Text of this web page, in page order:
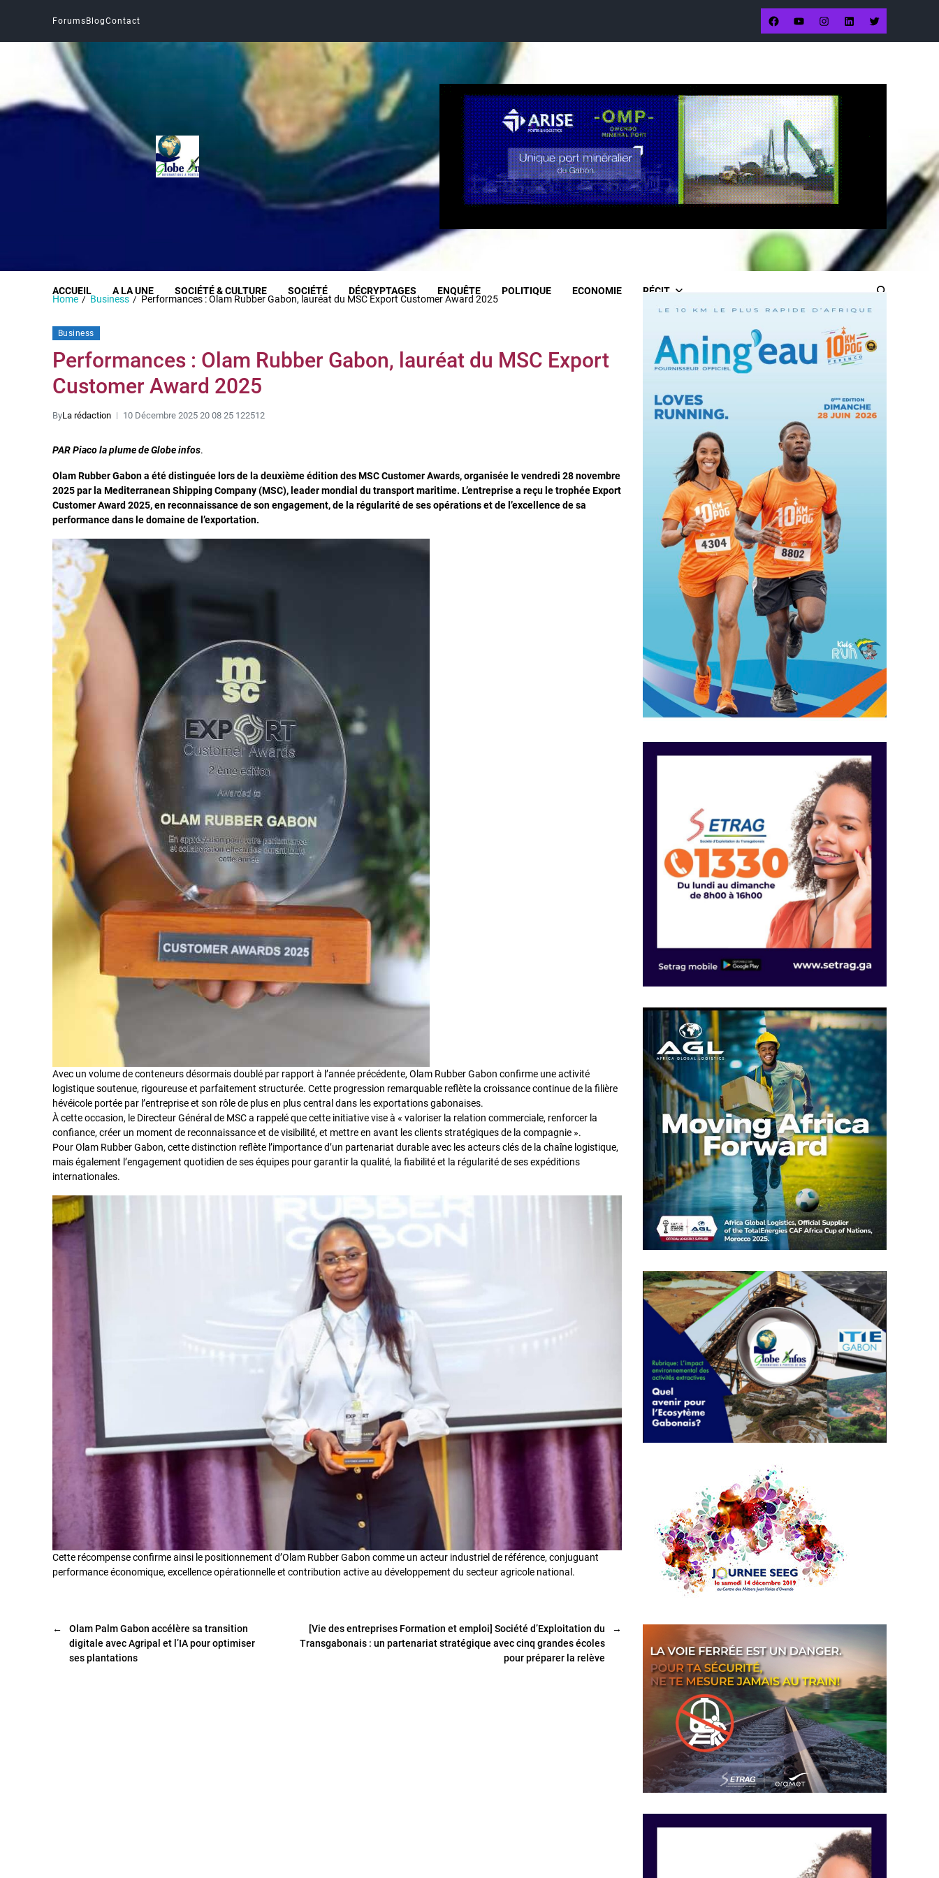
Forums BlogContact
ACCUEIL A LA UNE SOCIÉTÉ & CULTURE SOCIÉTÉ DÉCRYPTAGES ENQUÊTE POLITIQUE ECONOMIE RÉCIT
Home Business Performances : Olam Rubber Gabon, lauréat du MSC Export Customer Award 2025
Business
Performances : Olam Rubber Gabon, lauréat du MSC Export
Customer Award 2025
ByLa rédaction 10 Décembre 2025 20 08 25 122512
PAR Piaco la plume de Globe infos.
Olam Rubber Gabon a été distinguée lors de la deuxième édition des MSC Customer Awards, organisée le vendredi 28 novembre
2025 par la Mediterranean Shipping Company (MSC), leader mondial du transport maritime. L’entreprise a reçu le trophée Export
Customer Award 2025, en reconnaissance de son engagement, de la régularité de ses opérations et de l’excellence de sa
performance dans le domaine de l’exportation.
Avec un volume de conteneurs désormais doublé par rapport à l’année précédente, Olam Rubber Gabon confirme une activité
logistique soutenue, rigoureuse et parfaitement structurée. Cette progression remarquable reflète la croissance continue de la filière
hévéicole portée par l’entreprise et son rôle de plus en plus central dans les exportations gabonaises.
À cette occasion, le Directeur Général de MSC a rappelé que cette initiative vise à « valoriser la relation commerciale, renforcer la
confiance, créer un moment de reconnaissance et de visibilité, et mettre en avant les clients stratégiques de la compagnie ».
Pour Olam Rubber Gabon, cette distinction reflète l’importance d’un partenariat durable avec les acteurs clés de la chaîne logistique,
mais également l’engagement quotidien de ses équipes pour garantir la qualité, la fiabilité et la régularité de ses expéditions
internationales.
Cette récompense confirme ainsi le positionnement d’Olam Rubber Gabon comme un acteur industriel de référence, conjuguant
performance économique, excellence opérationnelle et contribution active au développement du secteur agricole national.
←
Olam Palm Gabon accélère sa transition
digitale avec Agripal et l’IA pour optimiser
ses plantations
→
[Vie des entreprises Formation et emploi] Société d’Exploitation du
Transgabonais : un partenariat stratégique avec cinq grandes écoles
pour préparer la relève